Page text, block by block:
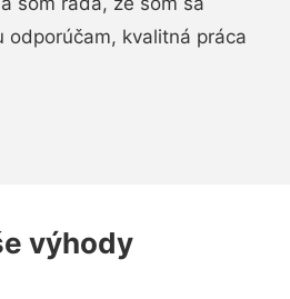
odporúčam, kvalitná práca
výhody